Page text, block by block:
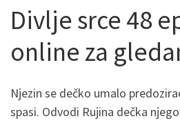
Divlje srce 48
online za
Njezin se dečko umalo
spasi. Odvodi Rujina dečka